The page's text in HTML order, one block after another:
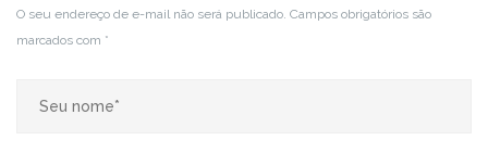
O seu endereço de e-mail não será publicado. Campos obrigatórios são
marcados com *